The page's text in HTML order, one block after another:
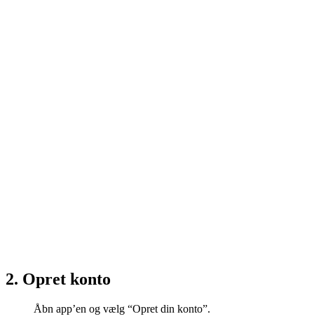
2. Opret konto
Åbn app’en og vælg “Opret din konto”.